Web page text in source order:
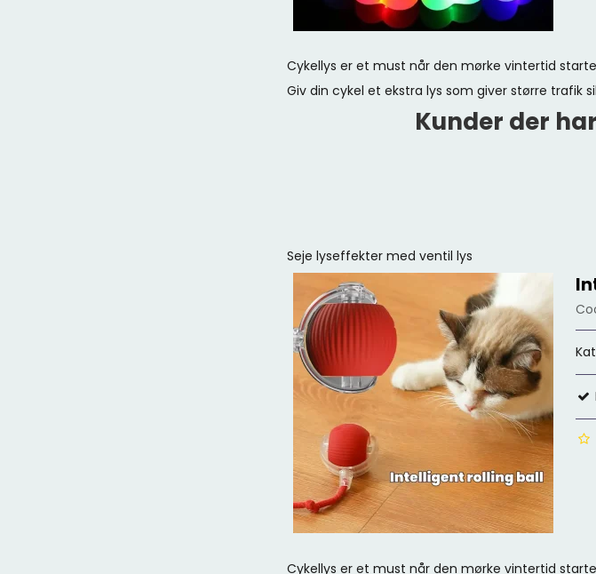
Cykellys er et must når den mørke vintertid
Giv din cykel et ekstra lys som giver større trafik
Kunder der
Seje lyseffekter med ventil lys
Cykellys er et must når den mørke vintertid